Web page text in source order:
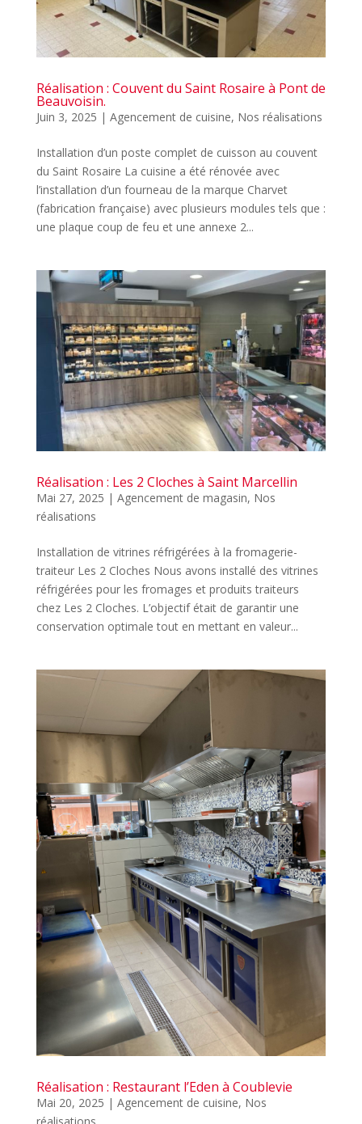
Réalisation : Couvent du Saint Rosaire à Pont de
Beauvoisin.
Juin 3, 2025 | Agencement de cuisine, Nos réalisations
Installation d’un poste complet de cuisson au couvent
du Saint Rosaire La cuisine a été rénovée avec
l’installation d’un fourneau de la marque Charvet
(fabrication française) avec plusieurs modules tels que :
une plaque coup de feu et une annexe 2...
Réalisation : Les 2 Cloches à Saint Marcellin
Mai 27, 2025 | Agencement de magasin, Nos
réalisations
Installation de vitrines réfrigérées à la fromagerie-
traiteur Les 2 Cloches Nous avons installé des vitrines
réfrigérées pour les fromages et produits traiteurs
chez Les 2 Cloches. L’objectif était de garantir une
conservation optimale tout en mettant en valeur...
Réalisation : Restaurant l’Eden à Coublevie
Mai 20, 2025 | Agencement de cuisine, Nos